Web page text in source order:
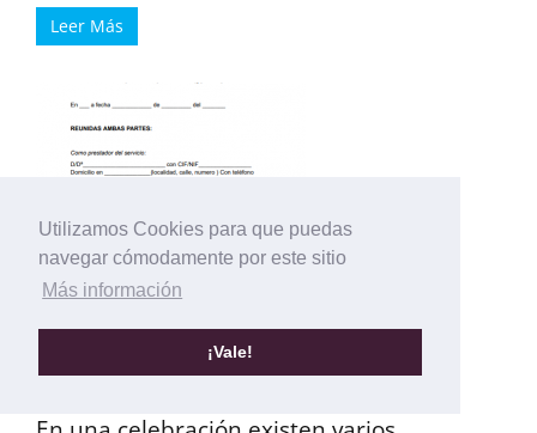
Utilizamos Cookies para que puedas
navegar cómodamente por este sitio
Más información
¡Vale!
Leer Más
Contrato de Banquetes